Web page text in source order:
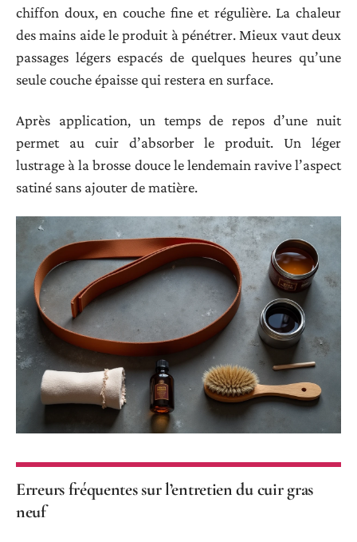
chiffon doux, en couche fine et régulière. La chaleur
des mains aide le produit à pénétrer. Mieux vaut deux
passages légers espacés de quelques heures qu’une
seule couche épaisse qui restera en surface.
Après application, un temps de repos d’une nuit
permet au cuir d’absorber le produit. Un léger
lustrage à la brosse douce le lendemain ravive l’aspect
satiné sans ajouter de matière.
Erreurs fréquentes sur l’entretien du cuir gras
neuf